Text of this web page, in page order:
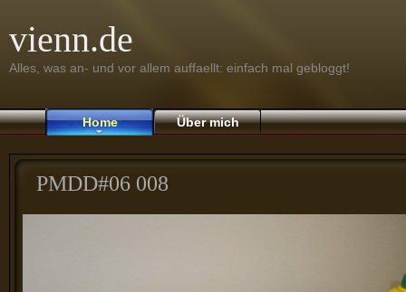
vienn.de
Alles, was an- und vor allem auffaellt: einfach mal gebloggt!
Home Über mich
PMDD#06 008